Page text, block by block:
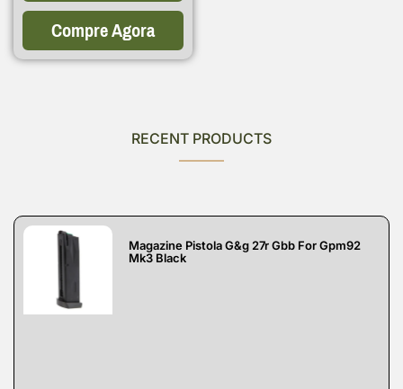
Compre Agora
RECENT PRODUCTS
Magazine Pistola G&g 27r Gbb For Gpm92
Mk3 Black